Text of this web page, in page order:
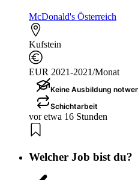
McDonald's Österreich
Kufstein
EUR 2021-2021/Monat
Keine Ausbildung
Schichtarbeit
vor etwa 16 Stunden
Welcher Job bist du?